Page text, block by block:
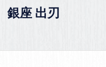
銀座 出刃